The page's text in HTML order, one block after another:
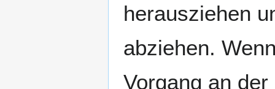
herausziehen
abziehen.
Vorgang an